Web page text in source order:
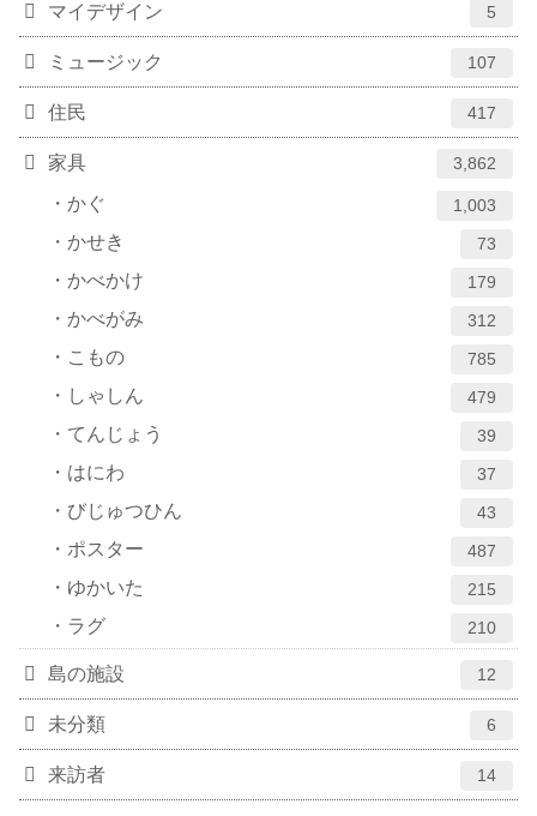
マイデザイン 5
ミュージック 107
住民 417
家具 3,862
かぐ 1,003
かせき 73
かべかけ 179
かべがみ 312
こもの 785
しゃしん 479
てんじょう 39
はにわ 37
びじゅつひん 43
ポスター 487
ゆかいた 215
ラグ 210
島の施設 12
未分類 6
来訪者 14